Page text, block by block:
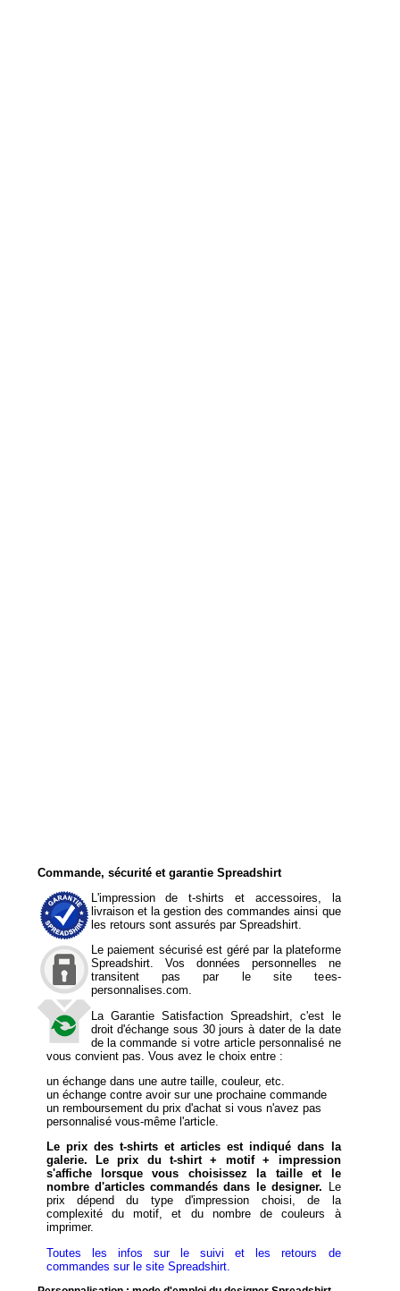
Commande, sécurité et garantie Spreadshirt
L'impression de t-shirts et accessoires, la
livraison et la gestion des commandes ainsi que
les retours sont assurés par Spreadshirt.
Le paiement sécurisé est géré par la plateforme
Spreadshirt. Vos données personnelles ne
transitent pas par le site tees-
personnalises.com.
La Garantie Satisfaction Spreadshirt, c'est le
droit d'échange sous 30 jours à dater de la date
de la commande si votre article personnalisé ne
vous convient pas. Vous avez le choix entre :
un échange dans une autre taille, couleur, etc.
un échange contre avoir sur une prochaine commande
un remboursement du prix d'achat si vous n'avez pas
personnalisé vous-même l'article.
Le prix des t-shirts et articles est indiqué dans la
galerie. Le prix du t-shirt + motif + impression
s'affiche lorsque vous choisissez la taille et le
nombre d'articles commandés dans le designer. Le
prix dépend du type d'impression choisi, de la
complexité du motif, et du nombre de couleurs à
imprimer.
Toutes les infos sur le suivi et les retours de
commandes sur le site Spreadshirt.